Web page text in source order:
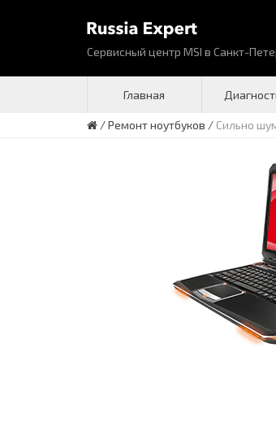
Сервисный центр MSI в Санкт-
Главная
/Ремонт ноутбуков / Сильно